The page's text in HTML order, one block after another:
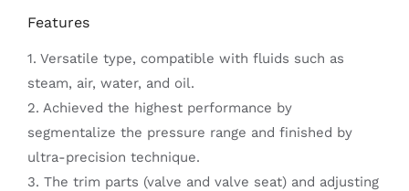
Features
1. Versatile type, compatible with fluids such as
steam, air, water, and oil.
2. Achieved the highest performance by
segmentalize the pressure range and finished by
ultra-precision technique.
3. The trim parts (valve and valve seat) and adjusting